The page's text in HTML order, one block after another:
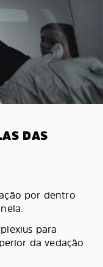
DAS
por dentro
para
da vedação